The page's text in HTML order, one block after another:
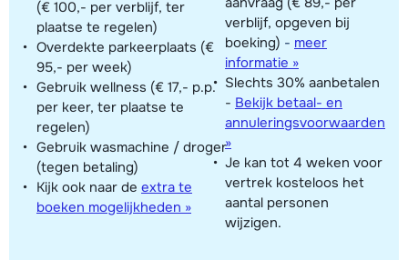
(€ 100,- per verblijf, ter
plaatse te regelen)
Overdekte parkeerplaats (€
95,- per week)
Gebruik wellness (€ 17,- p.p.
per keer, ter plaatse te
regelen)
Gebruik wasmachine / droger
(tegen betaling)
Kijk ook naar de extra te
boeken mogelijkheden »
verblijf, opgeven bij
boeking) - meer
informatie »
Slechts 30% aanbetalen
- Bekijk betaal- en
annuleringsvoorwaarden
»
Je kan tot 4 weken voor
vertrek kosteloos het
aantal personen
wijzigen.